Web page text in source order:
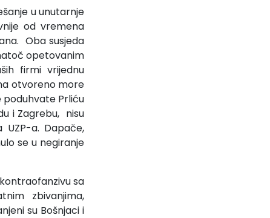
u unutarnje
od vremena
Oba susjeda
opetovanim
firmi vrijednu
otvoreno more
poduhvate Prliću
i Zagrebu, nisu
a. Dapače,
se u negiranje
sa
zbivanjima,
su Bošnjaci i